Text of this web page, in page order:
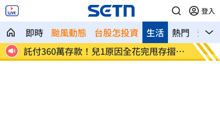
登入
即時 颱風動態 台股怎投資 熱門 影音
生活
淑
託付360萬存款！兒1原因全花完甩存摺嗆
母
國一
明